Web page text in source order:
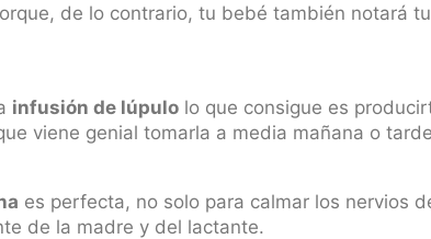
de lo contrario, tu bebé también notará
infusión de lúpulo lo que consigue es
viene genial tomarla a media mañana o
es perfecta, no solo para calmar los nervios
de la madre y del lactante.